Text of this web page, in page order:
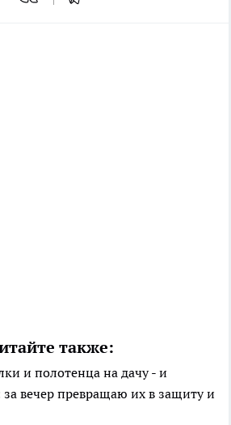
также:
и полотенца на дачу - и
за вечер превращаю их в защиту и